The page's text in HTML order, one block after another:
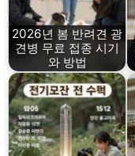
2026년 봄 반려견 광
견병 무료 접종 시기
와 방법